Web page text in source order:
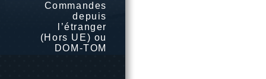
Commandes
depuis
l’étranger
(Hors UE) ou
DOM-TOM